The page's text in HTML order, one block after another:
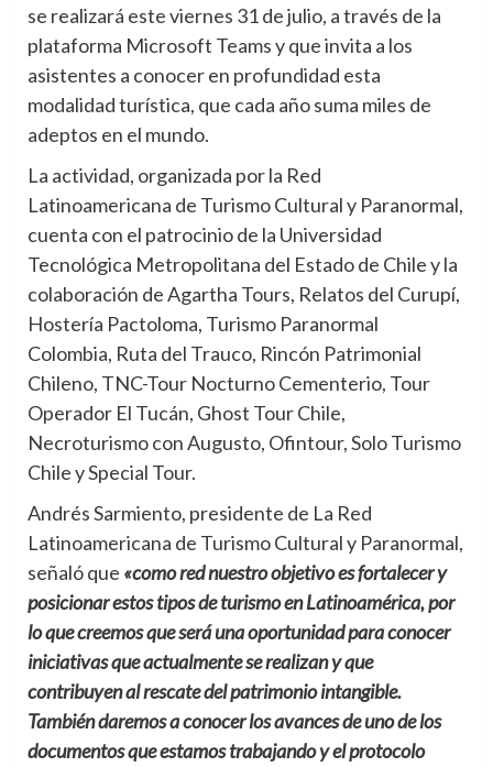
se realizará este viernes 31 de julio, a través de la
plataforma Microsoft Teams y que invita a los
asistentes a conocer en profundidad esta
modalidad turística, que cada año suma miles de
adeptos en el mundo.
La actividad, organizada por la Red
Latinoamericana de Turismo Cultural y Paranormal,
cuenta con el patrocinio de la Universidad
Tecnológica Metropolitana del Estado de Chile y la
colaboración de Agartha Tours, Relatos del Curupí,
Hostería Pactoloma, Turismo Paranormal
Colombia, Ruta del Trauco, Rincón Patrimonial
Chileno, TNC-Tour Nocturno Cementerio, Tour
Operador El Tucán, Ghost Tour Chile,
Necroturismo con Augusto, Ofintour, Solo Turismo
Chile y Special Tour.
Andrés Sarmiento, presidente de La Red
Latinoamericana de Turismo Cultural y Paranormal,
señaló que «como red nuestro objetivo es fortalecer y
posicionar estos tipos de turismo en Latinoamérica, por
lo que creemos que será una oportunidad para conocer
iniciativas que actualmente se realizan y que
contribuyen al rescate del patrimonio intangible.
También daremos a conocer los avances de uno de los
documentos que estamos trabajando y el protocolo